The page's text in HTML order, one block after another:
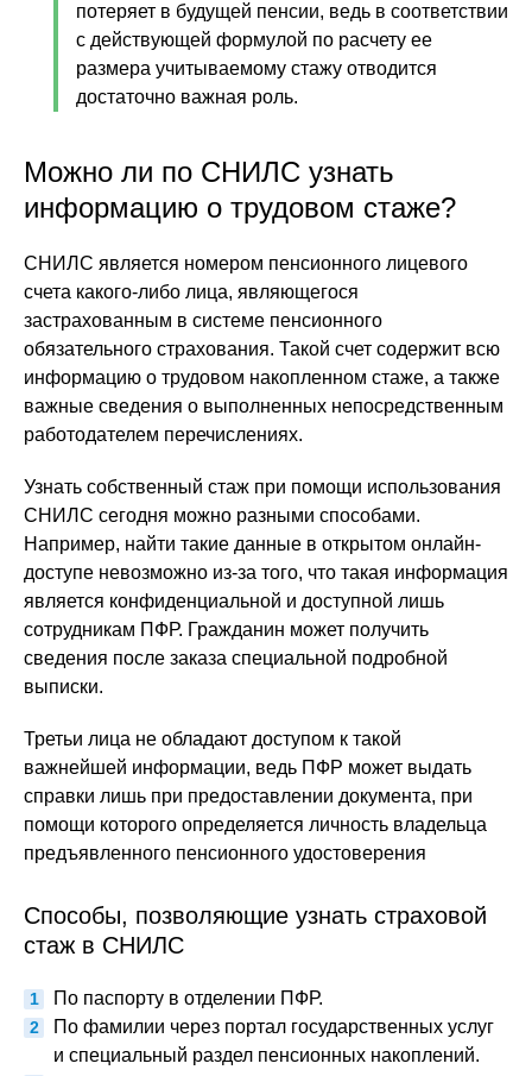
потеряет в будущей пенсии, ведь в соответствии
с действующей формулой по расчету ее
размера учитываемому стажу отводится
достаточно важная роль.
Можно ли по СНИЛС узнать
информацию о трудовом стаже?
СНИЛС является номером пенсионного лицевого
счета какого-либо лица, являющегося
застрахованным в системе пенсионного
обязательного страхования. Такой счет содержит всю
информацию о трудовом накопленном стаже, а также
важные сведения о выполненных непосредственным
работодателем перечислениях.
Узнать собственный стаж при помощи использования
СНИЛС сегодня можно разными способами.
Например, найти такие данные в открытом онлайн-
доступе невозможно из-за того, что такая информация
является конфиденциальной и доступной лишь
сотрудникам ПФР. Гражданин может получить
сведения после заказа специальной подробной
выписки.
Третьи лица не обладают доступом к такой
важнейшей информации, ведь ПФР может выдать
справки лишь при предоставлении документа, при
помощи которого определяется личность владельца
предъявленного пенсионного удостоверения
Способы, позволяющие узнать страховой
стаж в СНИЛС
По паспорту в отделении ПФР.
По фамилии через портал государственных услуг
и специальный раздел пенсионных накоплений.